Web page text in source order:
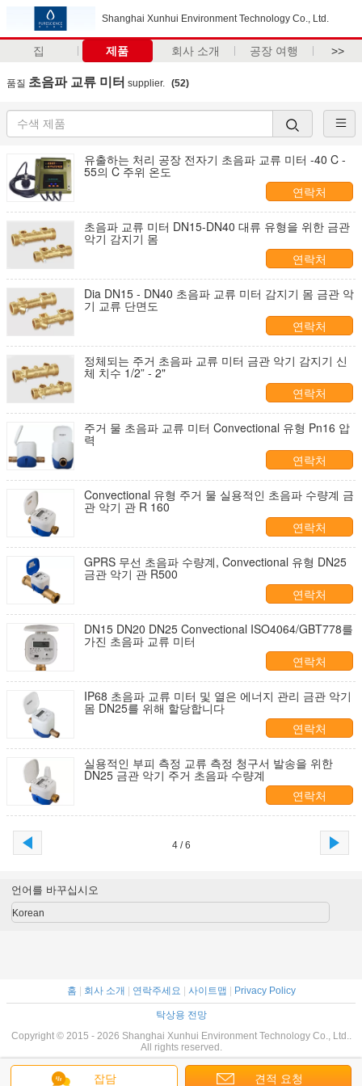
Shanghai Xunhui Environment Technology Co., Ltd.
집 제품 회사 소개 공장 여행 >>
품질 초음파 교류 미터 supplier. (52)
유출하는 처리 공장 전자기 초음파 교류 미터 -40 C -
55의 C 주위 온도
연락처
초음파 교류 미터 DN15-DN40 대류 유형을 위한 금관
악기 감지기 몸
연락처
Dia DN15 - DN40 초음파 교류 미터 감지기 몸 금관 악
기 교류 단면도
연락처
정체되는 주거 초음파 교류 미터 금관 악기 감지기 신
체 치수 1/2” - 2"
연락처
주거 물 초음파 교류 미터 Convectional 유형 Pn16 압
력
연락처
Convectional 유형 주거 물 실용적인 초음파 수량계 금
관 악기 관 R 160
연락처
GPRS 무선 초음파 수량계, Convectional 유형 DN25
금관 악기 관 R500
연락처
DN15 DN20 DN25 Convectional ISO4064/GBT778를
가진 초음파 교류 미터
연락처
IP68 초음파 교류 미터 및 열은 에너지 관리 금관 악기
몸 DN25를 위해 할당합니다
연락처
실용적인 부피 측정 교류 측정 청구서 발송을 위한
DN25 금관 악기 주거 초음파 수량계
연락처
4 / 6
잡담 견적 요청
언어를 바꾸십시오
Korean
홈 회사 소개 연락주세요 사이트맵 Privacy Policy
탁상용 전망
Copyright © 2015 - 2026 Shanghai Xunhui Environment Technology Co., Ltd..
All rights reserved.